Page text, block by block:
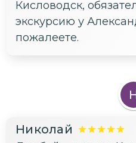
Кисловодск,
экскурсию у
пожалеете.
Николай